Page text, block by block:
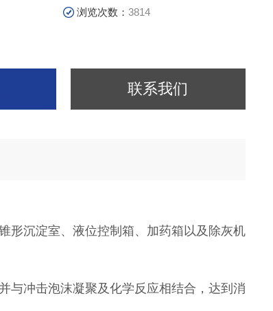
浏览次数：3814
联系我们
形沉淀室、液位控制箱、加药箱以及除灰机
与冲击泡沫凝聚及化学反应相结合，达到消